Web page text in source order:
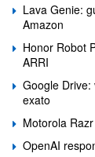
Lava Genie:
Amazon
Honor Robot
ARRI
Google
exato
Motorola
OpenAI